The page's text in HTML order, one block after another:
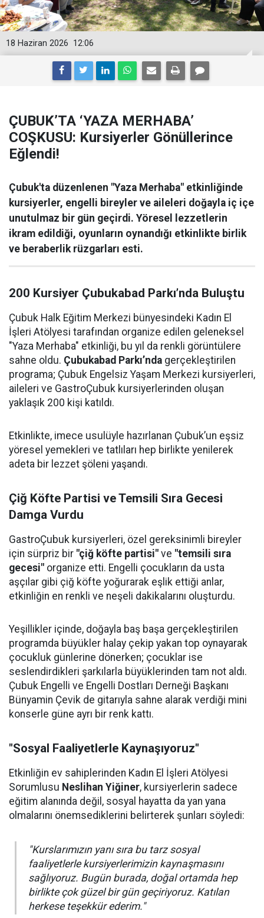
12:06
18 Haziran 2026
ÇUBUK’TA ‘YAZA MERHABA’
COŞKUSU: Kursiyerler Gönüllerince
Eğlendi!
Çubuk'ta düzenlenen "Yaza Merhaba" etkinliğinde
kursiyerler, engelli bireyler ve aileleri doğayla iç içe
unutulmaz bir gün geçirdi. Yöresel lezzetlerin
ikram edildiği, oyunların oynandığı etkinlikte birlik
ve beraberlik rüzgarları esti.
200 Kursiyer Çubukabad Parkı’nda Buluştu
Çubuk Halk Eğitim Merkezi bünyesindeki Kadın El
İşleri Atölyesi tarafından organize edilen geleneksel
"Yaza Merhaba" etkinliği, bu yıl da renkli görüntülere
sahne oldu. Çubukabad Parkı’nda gerçekleştirilen
programa; Çubuk Engelsiz Yaşam Merkezi kursiyerleri,
aileleri ve GastroÇubuk kursiyerlerinden oluşan
yaklaşık 200 kişi katıldı.
Etkinlikte, imece usulüyle hazırlanan Çubuk’un eşsiz
yöresel yemekleri ve tatlıları hep birlikte yenilerek
adeta bir lezzet şöleni yaşandı.
Çiğ Köfte Partisi ve Temsili Sıra Gecesi
Damga Vurdu
GastroÇubuk kursiyerleri, özel gereksinimli bireyler
için sürpriz bir "çiğ köfte partisi" ve "temsili sıra
gecesi" organize etti. Engelli çocukların da usta
aşçılar gibi çiğ köfte yoğurarak eşlik ettiği anlar,
etkinliğin en renkli ve neşeli dakikalarını oluşturdu.
Yeşillikler içinde, doğayla baş başa gerçekleştirilen
programda büyükler halay çekip yakan top oynayarak
çocukluk günlerine dönerken; çocuklar ise
seslendirdikleri şarkılarla büyüklerinden tam not aldı.
Çubuk Engelli ve Engelli Dostları Derneği Başkanı
Bünyamin Çevik de gitarıyla sahne alarak verdiği mini
konserle güne ayrı bir renk kattı.
"Sosyal Faaliyetlerle Kaynaşıyoruz"
Etkinliğin ev sahiplerinden Kadın El İşleri Atölyesi
Sorumlusu Neslihan Yiğiner, kursiyerlerin sadece
eğitim alanında değil, sosyal hayatta da yan yana
olmalarını önemsediklerini belirterek şunları söyledi:
"Kurslarımızın yanı sıra bu tarz sosyal
faaliyetlerle kursiyerlerimizin kaynaşmasını
sağlıyoruz. Bugün burada, doğal ortamda hep
birlikte çok güzel bir gün geçiriyoruz. Katılan
herkese teşekkür ederim."